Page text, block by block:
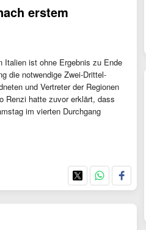
erstem
Italien ist ohne Ergebnis zu Ende
die notwendige Zwei-Drittel-
und Vertreter der Regionen
Renzi hatte zuvor erklärt, dass
im vierten Durchgang